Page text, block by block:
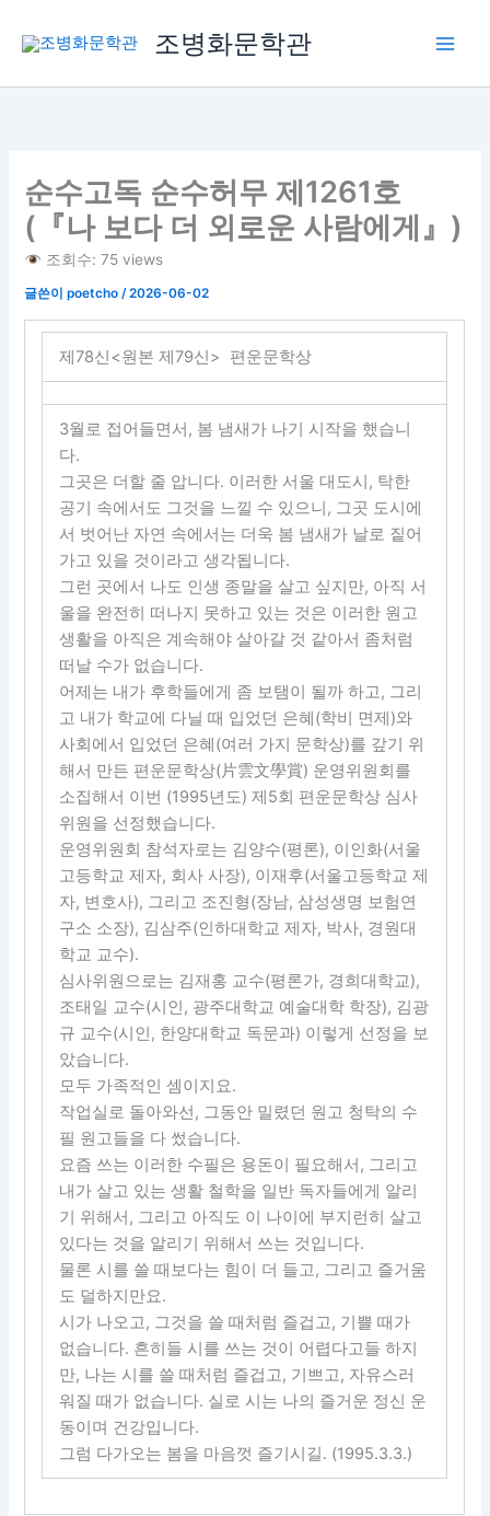
로
조병화문학관
순수고독 순수허무 제1261호
(『나 보다 더 외로운 사람에게』)
조회수: 75 views
글쓴이poetcho/2026-06-02
제78신<원본 제79신> 편운문학상
3월로 접어들면서, 봄 냄새가 나기 시작을 했습니
다.
그곳은 더할 줄 압니다. 이러한 서울 대도시, 탁한
공기 속에서도 그것을 느낄 수 있으니, 그곳 도시에
서 벗어난 자연 속에서는 더욱 봄 냄새가 날로 짙어
가고 있을 것이라고 생각됩니다.
그런 곳에서 나도 인생 종말을 살고 싶지만, 아직 서
울을 완전히 떠나지 못하고 있는 것은 이러한 원고
생활을 아직은 계속해야 살아갈 것 같아서 좀처럼
떠날 수가 없습니다.
어제는 내가 후학들에게 좀 보탬이 될까 하고, 그리
고 내가 학교에 다닐 때 입었던 은혜(학비 면제)와
사회에서 입었던 은혜(여러 가지 문학상)를 갚기 위
해서 만든 편운문학상(片雲文學賞) 운영위원회를
소집해서 이번 (1995년도) 제5회 편운문학상 심사
위원을 선정했습니다.
운영위원회 참석자로는 김양수(평론), 이인화(서울
고등학교 제자, 회사 사장), 이재후(서울고등학교 제
자, 변호사), 그리고 조진형(장남, 삼성생명 보험연
구소 소장), 김삼주(인하대학교 제자, 박사, 경원대
학교 교수).
심사위원으로는 김재홍 교수(평론가, 경희대학교),
조태일 교수(시인, 광주대학교 예술대학 학장), 김광
규 교수(시인, 한양대학교 독문과) 이렇게 선정을 보
았습니다.
모두 가족적인 셈이지요.
작업실로 돌아와선, 그동안 밀렸던 원고 청탁의 수
필 원고들을 다 썼습니다.
요즘 쓰는 이러한 수필은 용돈이 필요해서, 그리고
내가 살고 있는 생활 철학을 일반 독자들에게 알리
기 위해서, 그리고 아직도 이 나이에 부지런히 살고
있다는 것을 알리기 위해서 쓰는 것입니다.
물론 시를 쓸 때보다는 힘이 더 들고, 그리고 즐거움
도 덜하지만요.
시가 나오고, 그것을 쓸 때처럼 즐겁고, 기쁠 때가
없습니다. 흔히들 시를 쓰는 것이 어렵다고들 하지
만, 나는 시를 쓸 때처럼 즐겁고, 기쁘고, 자유스러
워질 때가 없습니다. 실로 시는 나의 즐거운 정신 운
동이며 건강입니다.
그럼 다가오는 봄을 마음껏 즐기시길. (1995.3.3.)